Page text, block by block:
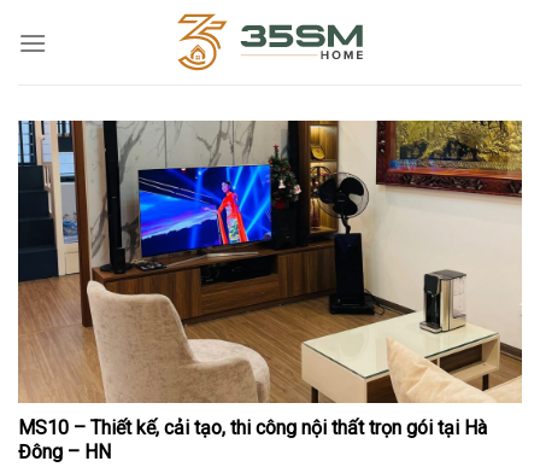
MS10 – Thiết kế, cải tạo, thi công nội thất trọn gói tại Hà
Đông – HN